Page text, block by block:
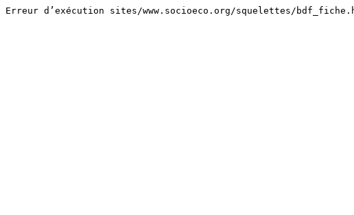
Erreur d’exécution sites/www.socioeco.org/squelettes/